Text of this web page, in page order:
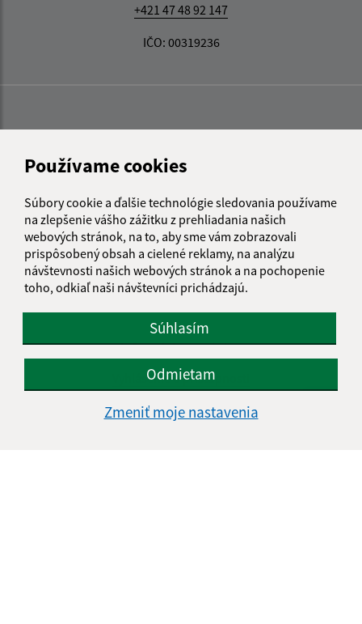
Používame cookies
Súbory cookie a ďalšie technológie sledovania používame
na zlepšenie vášho zážitku z prehliadania našich
webových stránok, na to, aby sme vám zobrazovali
prispôsobený obsah a cielené reklamy, na analýzu
návštevnosti našich webových stránok a na pochopenie
toho, odkiaľ naši návštevníci prichádzajú.
Súhlasím
Odmietam
Zmeniť moje nastavenia
+421 47 48 92 147
IČO: 00319236
Informácie o stránke:
Vyhlásenie o prístupnosti
Ochrana osobných údajov